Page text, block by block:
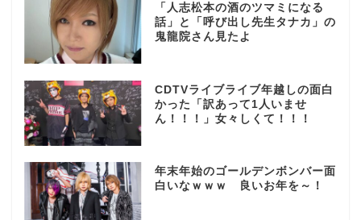
「人志松本の酒のツマミになる
話」と「呼び出し先生タナカ」の
鬼龍院さん見たよ
CDTVライブライブ年越しの面白
かった「訳あって1人いませ
ん！！！」女々しくて！！！
年末年始のゴールデンボンバー面
白いなｗｗｗ 良いお年を～！